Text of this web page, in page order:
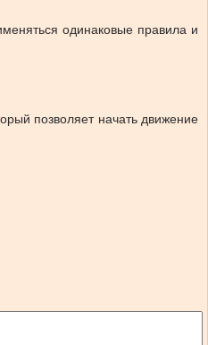
одинаковые правила и
позволяет начать движение